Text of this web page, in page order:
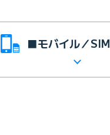
■モバイル／SIM